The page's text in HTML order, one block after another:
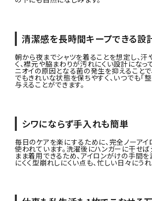
清潔感を長時間キープできる設
朝から夜までシャツを着ることを想定し、汗
く、襟元や脇まわりが汚れにくい設計になっ
ニオイの原因となる菌の発生を抑えること
でもきれいな状態を保ちやすく、いつでも「
与えることができます。
シワにならず手入れも簡単
毎日のケアを楽にするために、完全ノーア
使われています。洗濯後にハンガーに干せ
まま着用できるため、アイロンがけの手間を
にくく型崩れしにくい点も、忙しい日々にう